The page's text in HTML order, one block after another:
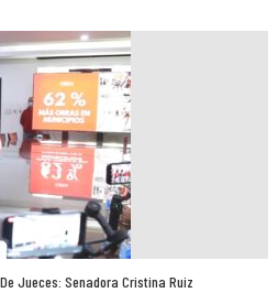
Jueces: Senadora Cristina Ruiz